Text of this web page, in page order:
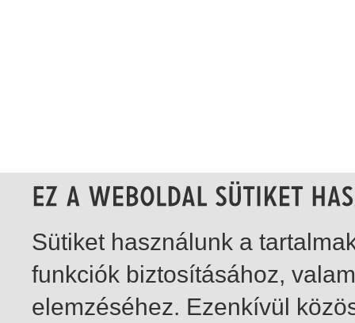
Sütiket használunk a
funkciók biztosításához,
elemzéséhez. Ezenkívül